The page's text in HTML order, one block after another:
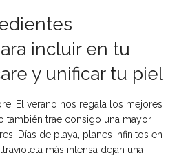
incluir en tu
y unificar tu piel
El verano nos regala los mejores
también trae consigo una mayor
Días de playa, planes infinitos en
más intensa dejan una